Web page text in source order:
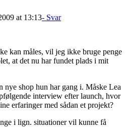
at 13:13- Svar
kan måles, vil jeg ikke bruge penge
at det nu har fundet plads i mit
nye shop hun har gang i. Måske Lea
interview efter launch, hvor
erfaringer med sådan et projekt?
i lign. situationer vil kunne få